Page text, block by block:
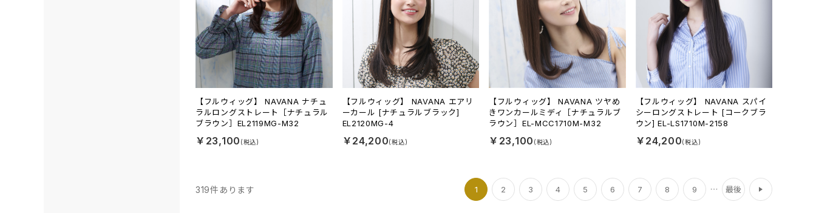
【フルウィッグ】 NAVANA ナチュ
ラルロングストレート［ナチュラル
ブラウン］EL2119MG-M32
￥23,100
【フルウィッグ】 NAVANA エアリ
ーカール [ナチュラルブラック]
EL2120MG-4
￥24,200
【フルウィッグ】 NAVANA ツヤめ
きワンカールミディ［ナチュラルブ
ラウン］EL-MCC1710M-M32
￥23,100
【フルウィッグ】 NAVANA スパイ
シーロングストレート [コークブラ
ウン] EL-LS1710M-2158
￥24,200
319件あります 1 2 3 4 5 6 7 8 9 最後